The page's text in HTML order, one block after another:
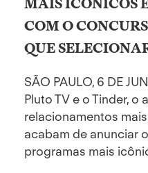
MAIS ICÔNICOS
COM O
QUE
SÃO PAULO, 6 DE
Pluto TV e o Tinder, o
relacionamentos
acabam de anunciar
programas mais